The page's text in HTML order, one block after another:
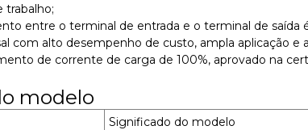
trabalho;
entre o terminal de entrada e o terminal de saída
com alto desempenho de custo, ampla aplicação e
de corrente de carga de 100%, aprovado na
modelo
Significado do modelo